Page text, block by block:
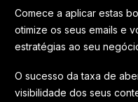
Comece a aplicar estas
otimize os seus emails e
estratégias ao seu
O sucesso da taxa de
visibilidade dos seus